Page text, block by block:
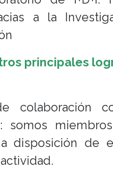
a la
principales
colaboración
somos
disposición de